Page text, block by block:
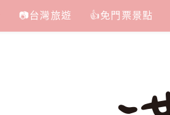
📷台灣旅遊 👍免門票景點